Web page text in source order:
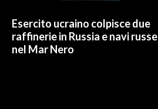
Esercito ucraino colpisce due
raffinerie in Russia e navi russe
nel Mar Nero